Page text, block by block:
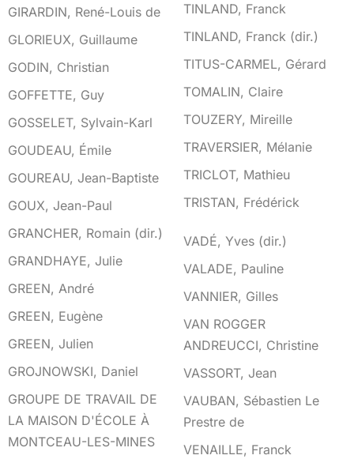
GIRARDIN, René-Louis de
GLORIEUX, Guillaume
GODIN, Christian
GOFFETTE, Guy
GOSSELET, Sylvain-Karl
GOUDEAU, Émile
GOUREAU, Jean-Baptiste
GOUX, Jean-Paul
GRANCHER, Romain (dir.)
GRANDHAYE, Julie
GREEN, André
GREEN, Eugène
GREEN, Julien
GROJNOWSKI, Daniel
GROUPE DE TRAVAIL DE
LA MAISON D'ÉCOLE À
MONTCEAU-LES-MINES
TINLAND, Franck
TINLAND, Franck (dir.)
TITUS-CARMEL, Gérard
TOMALIN, Claire
TOUZERY, Mireille
TRAVERSIER, Mélanie
TRICLOT, Mathieu
TRISTAN, Frédérick
VVADÉ, Yves (dir.)
VALADE, Pauline
VANNIER, Gilles
VAN ROGGER
ANDREUCCI, Christine
VASSORT, Jean
VAUBAN, Sébastien Le
Prestre de
VENAILLE, Franck